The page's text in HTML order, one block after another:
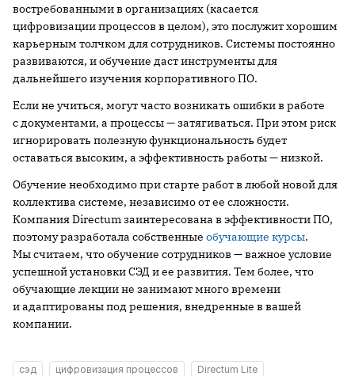
востребованными в организациях (касается
цифровизации процессов в целом), это послужит хорошим
карьерным толчком для сотрудников. Системы постоянно
развиваются, и обучение даст инструменты для
дальнейшего изучения корпоративного ПО.
Если не учиться, могут часто возникать ошибки в работе
с документами, а процессы — затягиваться. При этом риск
игнорировать полезную функциональность будет
оставаться высоким, а эффективность работы — низкой.
Обучение необходимо при старте работ в любой новой для
коллектива системе, независимо от ее сложности.
Компания Directum заинтересована в эффективности ПО,
поэтому разработала собственные обучающие курсы.
Мы считаем, что обучение сотрудников — важное условие
успешной установки СЭД и ее развития. Тем более, что
обучающие лекции не занимают много времени
и адаптированы под решения, внедренные в вашей
компании.
сэд цифровизация процессов
Directum Lite